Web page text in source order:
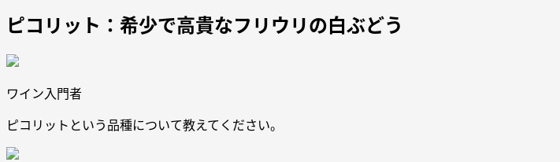
ピコリット：希少で高貴なフリウリの白ぶどう
ワイン入門者
ピコリットという品種について教えてください。